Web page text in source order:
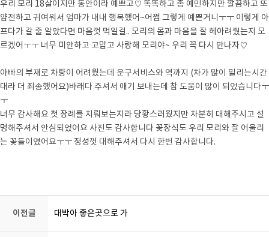
우리 모리 18살이지만 동안이라 예쁘고♡ 똑똑하고 좀 예민하지만 깔끔하고 또
얌전하고 귀여워서 엄마가 내내 행복했어~어쩜 그렇게 예쁜거니ㅜㅜ 이렇게 아
프다가 갈 줄 알았다면 마음껏 먹일걸.. 모리의 몸과 마음을 잘 헤아려줬는지 모
르겠어ㅜㅜ 너무 미안하고 고맙고 사랑해 모리야~ 우리 꼭 다시 만나자♡
아빠의 부재로 차량이 어려웠는데 운구서비스와 역까지 (차가 많이 밀리는시간
대라 더 죄송했어요)바래다 주셔서 애기 보내는데 참 도움이 많이 되었습니다ㅜ
ㅜ
너무 감사해요 첫 장례를 치뤄보는지라 당황스러웠지만 차분히 대해주시고 설
명해주셔서 안심되었어요 사진도 감사합니다 꽃장식도 우리 모리와 잘 어울리
는 꽃들이였어요ㅜㅜ 정성껏 대해주셔서 다시 한번 감사합니다.
이전글 대박아 좋은곳으로 가